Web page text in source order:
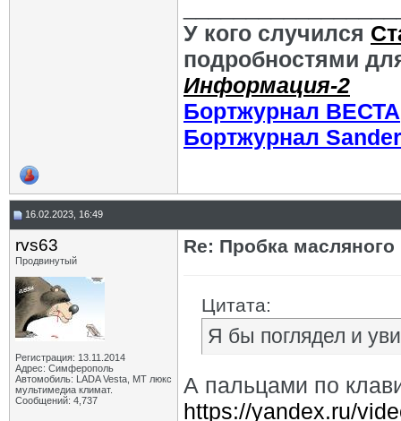
У кого случился
подробностями
Информация-2
Бортжурнал ВЕСТА
Бортжурнал
16.02.2023, 16:49
rvs63
Продвинутый
Регистрация: 13.11.2014
Адрес: Симферополь
Автомобиль: LADA Vesta, МТ люкс
мультимедиа климат.
Сообщений: 4,737
Re: Пробка масляного
Цитата:
Я бы поглядел и
А пальцами по
https://yandex.ru/